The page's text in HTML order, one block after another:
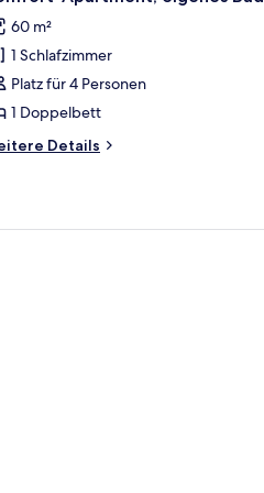
60 m²
1 Schlafzimmer
Platz für 4 Personen
1 Doppelbett
Details